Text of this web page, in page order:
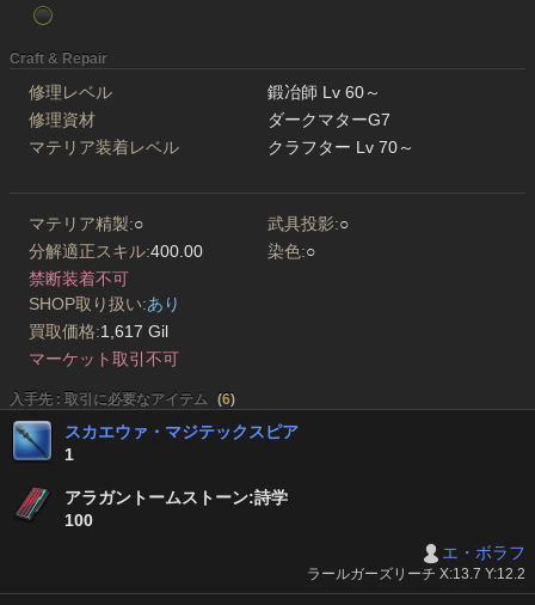
Craft & Repair
修理レベル
鍛冶師 Lv 60～
修理資材
ダークマターG7
マテリア装着レベル
クラフター Lv 70～
マテリア精製:○ 武具投影:○
分解適正スキル:400.00 染色:○
禁断装着不可
SHOP取り扱い:あり
買取価格:1,617 Gil
マーケット取引不可
入手先 : 取引に必要なアイテム (6)
スカエウァ・マジテックスピア
1
アラガントームストーン:詩学
100
エ・ボラフ
ラールガーズリーチ X:13.7 Y:12.2